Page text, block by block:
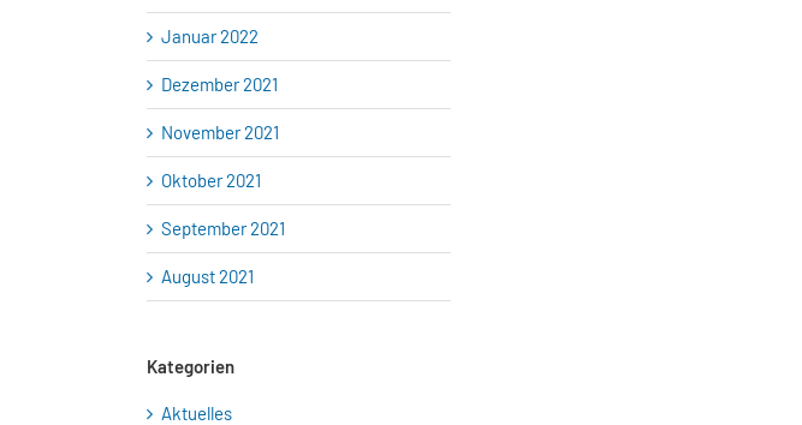
Januar 2022
Dezember 2021
November 2021
Oktober 2021
September 2021
August 2021
Kategorien
Aktuelles